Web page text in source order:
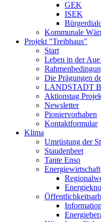
GEK
ISEK
Kommunale
Projekt "Treibhaus"
Start
Leben in der
Die Prägungen
LANDSTADT
Aktionstag
Newsletter
Pioniervorhaben
Kontaktformular
Klima
Umrüstung der
Staudenbeet
Tante Enso
Energiewirtschaft